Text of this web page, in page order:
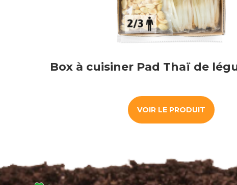
Box à cuisiner Pad Thaï de
VOIR LE PRODUIT